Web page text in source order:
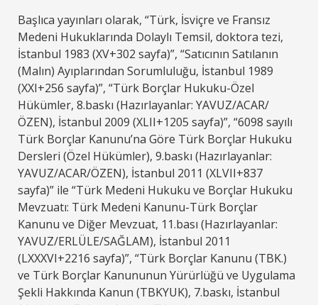
Başlıca yayınları olarak, “Türk, İsviçre ve Fransız
Medeni Hukuklarında Dolaylı Temsil, doktora tezi,
İstanbul 1983 (XV+302 sayfa)”, “Satıcının Satılanın
(Malın) Ayıplarından Sorumluluğu, İstanbul 1989
(XXI+256 sayfa)”, “Türk Borçlar Hukuku-Özel
Hükümler, 8.baskı (Hazırlayanlar: YAVUZ/ACAR/
ÖZEN), İstanbul 2009 (XLII+1205 sayfa)”, “6098 sayılı
Türk Borçlar Kanunu’na Göre Türk Borçlar Hukuku
Dersleri (Özel Hükümler), 9.baskı (Hazırlayanlar:
YAVUZ/ACAR/ÖZEN), İstanbul 2011 (XLVII+837
sayfa)” ile “Türk Medeni Hukuku ve Borçlar Hukuku
Mevzuatı: Türk Medeni Kanunu-Türk Borçlar
Kanunu ve Diğer Mevzuat, 11.bası (Hazırlayanlar:
YAVUZ/ERLÜLE/SAĞLAM), İstanbul 2011
(LXXXVI+2216 sayfa)”, “Türk Borçlar Kanunu (TBK.)
ve Türk Borçlar Kanununun Yürürlüğü ve Uygulama
Şekli Hakkında Kanun (TBKYUK), 7.baskı, İstanbul